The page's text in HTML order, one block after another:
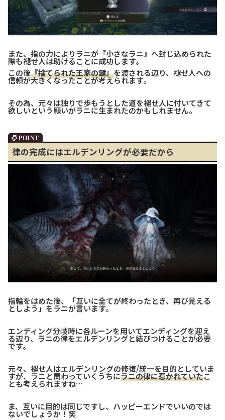
また、指の力によりラニが『小さなラニ』へ封じ込められた
際も褪せ人は助けることに成功します。
この後『捨てられた王家の鍵』を渡される辺り、褪せ人への
信頼が大きくなったことが考えられます。
その為、元々は独りで歩もうとした道を褪せ人に付いてきて
欲しいという願いがラニに生まれたのかもしれません。
律の完成にはエルデンリングが必要だから
指輪をはめた後、「互いに全てが終わったとき、再び見える
としよう」をラニが言います。
エンディング分岐時に各ルーンを用いてエンディングを迎え
る辺り、ラニの律をエルデンリングと結びつけることが必要
です。
元々、褪せ人はエルデンリングの修復/統一を目的としていま
すが、ラニと関わっていくうちにラニの律に惹かれていたこ
とも考えられますね…
ま、互いに目的は同じですし、ハッピーエンドでいいのでは
ないでしょうか！笑